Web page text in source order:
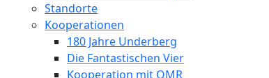
Standorte
Kooperationen
180 Jahre Underberg
Die Fantastischen Vier
Kooperation mit OMR